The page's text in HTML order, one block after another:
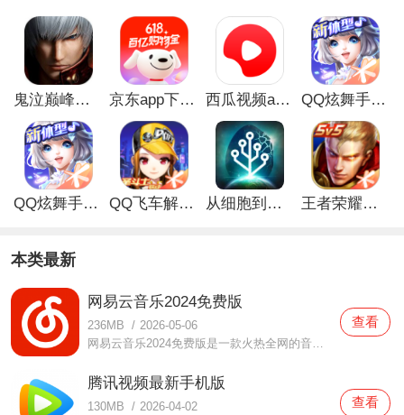
鬼泣巅峰之战最新破解版 京东app下载安装 西瓜视频app安卓版 QQ炫舞手游破解版
QQ炫舞手游解锁版 QQ飞车解锁版无限钻石最新版 从细胞到奇点手游 王者荣耀无限点券解锁版
本类最新
网易云音乐2024免费版
236MB / 2026-05-06
网易云音乐2024免费版是一款火热全网的音乐播放软件，该软件中提供了很多热门音乐资源，有很多明星的音乐版权这当中也都是有提供的，大家都可以尽情来享受自己喜欢的音乐，而且还多种不同的音质任由大家选择，随时随地都可以享受好听的音乐，还会为你们推荐感兴趣的音乐哦，
查看
腾讯视频最新手机版
130MB / 2026-04-02 查看